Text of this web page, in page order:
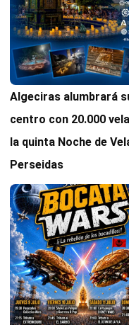
Algeciras alumbrará
centro con 20.000
la quinta Noche de
Perseidas